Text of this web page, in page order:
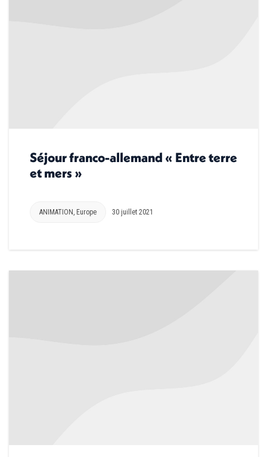
Séjour franco-allemand « Entre terre
et mers »
ANIMATION , Europe 30 juillet 2021